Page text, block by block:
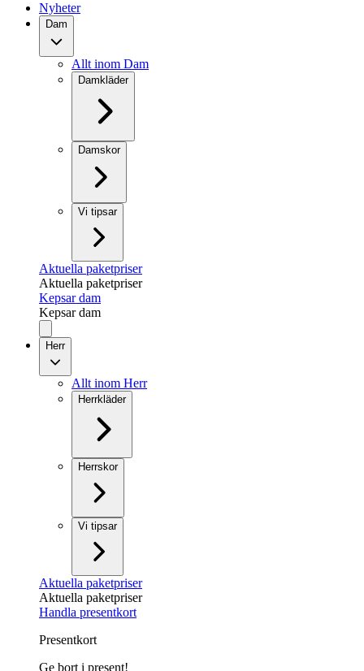
Nyheter
Dam
Allt inom Dam
Damkläder
Damskor
Vi tipsar
Aktuella paketpriser
Aktuella paketpriser
Kepsar dam
Kepsar dam
Herr
Allt inom Herr
Herrkläder
Herrskor
Vi tipsar
Aktuella paketpriser
Aktuella paketpriser
Handla presentkort
Presentkort
Ge bort i present!